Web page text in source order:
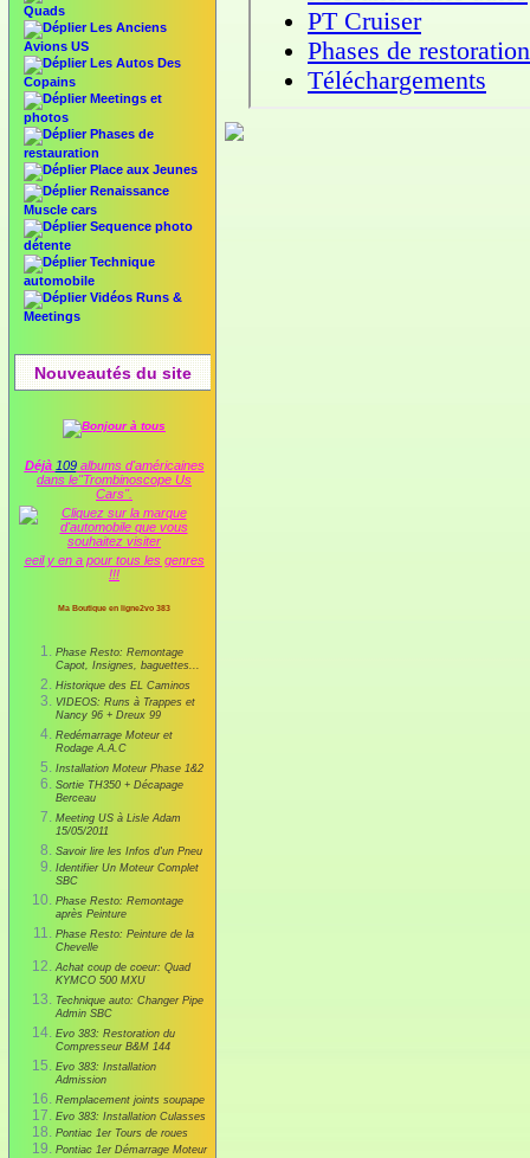
Quads
Les Anciens
Avions US
Les Autos Des
Copains
Meetings et
photos
Phases de
restauration
Place aux Jeunes
Renaissance
Muscle cars
Sequence photo
détente
Technique
automobile
Vidéos Runs &
Meetings
Nouveautés du site
Déjà 109albums d'américaines
dans le"Trombinoscope Us
Cars".
eeil y en a pour tous les genres
!!!
Ma Boutique en ligne2vo 383
Phase Resto: Remontage
Capot, Insignes, baguettes...
Historique des EL Caminos
VIDEOS: Runs à Trappes et
Nancy 96 + Dreux 99
Redémarrage Moteur et
Rodage A.A.C
Installation Moteur Phase 1&2
Sortie TH350 + Décapage
Berceau
Meeting US à Lisle Adam
15/05/2011
Savoir lire les Infos d'un Pneu
Identifier Un Moteur Complet
SBC
Phase Resto: Remontage
après Peinture
Phase Resto: Peinture de la
Chevelle
Achat coup de coeur: Quad
KYMCO 500 MXU
Technique auto: Changer Pipe
Admin SBC
Evo 383: Restoration du
Compresseur B&M 144
Evo 383: Installation
Admission
Remplacement joints soupape
Evo 383: Installation Culasses
Pontiac 1er Tours de roues
Pontiac 1er Démarrage Moteur